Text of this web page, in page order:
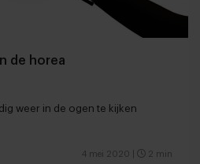
de horea
weer in de ogen te kijken
4 mei 2020 2 min